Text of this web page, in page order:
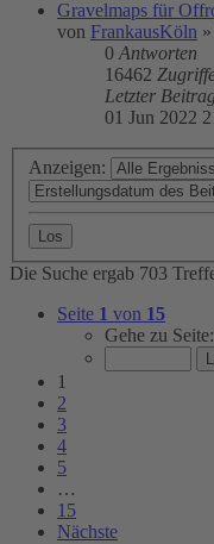
Gravelmaps für
von FrankausKöln »
0 Antworten
16462
Letzter
01 Jun 2022
Anzeigen:
Die Suche ergab 703
Seite 1 von 15
Gehe zu Seite:
1
2
3
4
5
…
15
Nächste